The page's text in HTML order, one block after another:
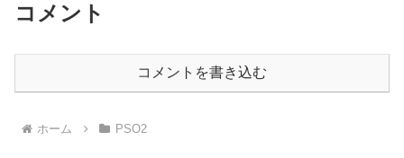
コメント
コメントを書き込む
ホーム PSO2